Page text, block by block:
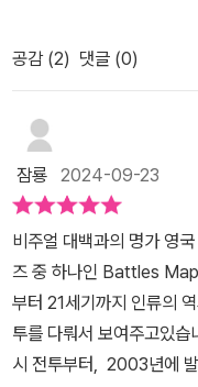
어떻게 조우하였는지를
는 그리스의 호플리테스가
배후에 바다가 있던 페르
다.영화300에선 레오니다
단독 전투를 벌이다가 전멸
했었고 또 그리스측에 배
0전사의 뒤를 쳤다는 내용
렉산더(알렉산드로스)가
예기병인 헤타이로이로 적
우스를 패주시킨 알렉산
전쟁사이다. 100여 개의
다. 특히 큰 구성은 다음
1500-1700년, 1700-
런 식으로 나누어서 전쟁
떻게 전쟁이 변화하고 전투 과
0년까지는 조직적인 전쟁이 시작되는 시기였다.군대는 점차 규모가
커졌고, 보병을 보완하기
모가 큰 국가는 전문 군대
편성 방식을 전투에 도입
00-1500년서기 1000년부터 기마 전사
확보는 벌판에서 벌어진 전투보다 공성
더 많았다. 창궁, 파이크(
공감 (2) 댓글 (0)
잠룡 2024-09-23
비주얼 대백과의 명가 영
즈 중 하나인 Battles
부터 21세기까지 인류의
투를 다뤄서 보여주고있
시 전투부터, 2003년에